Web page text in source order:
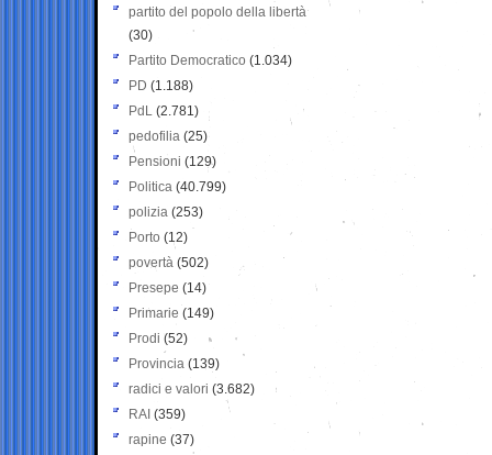
partito del popolo della libertà
(30)
Partito Democratico (1.034)
PD (1.188)
PdL (2.781)
pedofilia (25)
Pensioni (129)
Politica (40.799)
polizia (253)
Porto (12)
povertà (502)
Presepe (14)
Primarie (149)
Prodi (52)
Provincia (139)
radici e valori (3.682)
RAI (359)
rapine (37)